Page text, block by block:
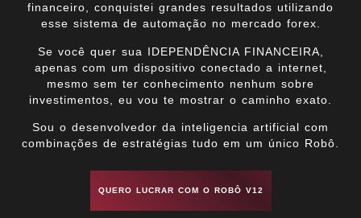
financeiro, conquistei grandes resultados utilizando
esse sistema de automação no mercado forex.
Se você quer sua IDEPENDÊNCIA FINANCEIRA,
apenas com um dispositivo conectado a internet,
mesmo sem ter conhecimento nenhum sobre
investimentos, eu vou te mostrar o caminho exato.
Sou o desenvolvedor da inteligencia artificial com
combinações de estratégias tudo em um único Robô.
QUERO LUCRAR COM O ROBÔ V12